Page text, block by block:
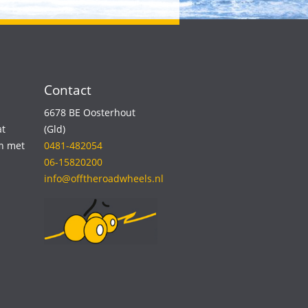
met
Contact
6678 BE Oosterhout
(Gld)
0481-482054
06-15820200
info@offtheroadwheels.nl